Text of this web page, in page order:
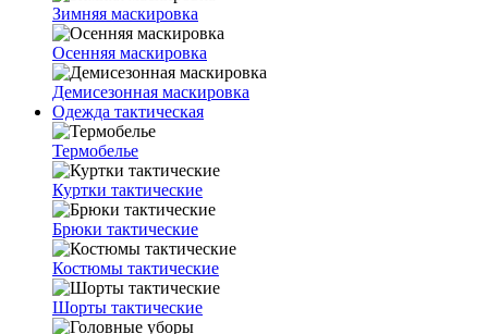
Зимняя маскировка
Осенняя маскировка
Демисезонная маскировка
Одежда тактическая
Термобелье
Куртки тактические
Брюки тактические
Костюмы тактические
Шорты тактические